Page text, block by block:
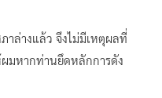
าล่างแล้ว จึงไม่มีเหตุผลที่
ผมหากท่านยึดหลักการดัง